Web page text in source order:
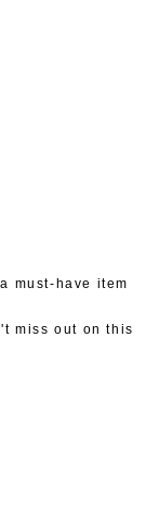
must-have item
miss out on this